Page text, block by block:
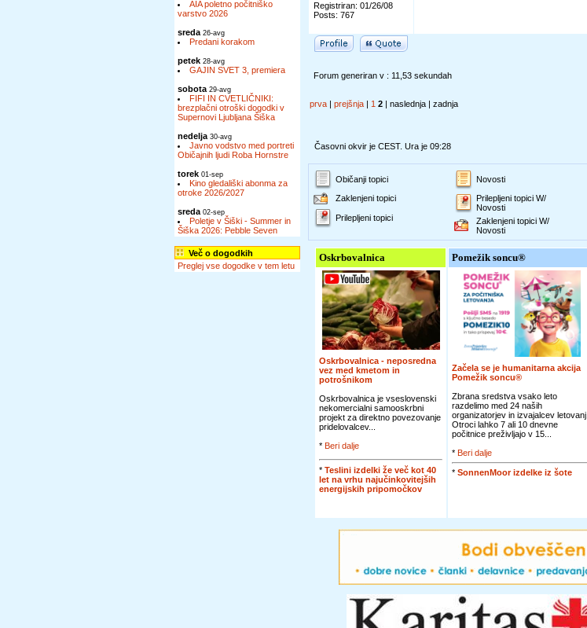
AIA poletno počitniško
varstvo 2026
sreda 26-avg
Predani korakom
petek 28-avg
GAJIN SVET 3, premiera
sobota 29-avg
FIFI IN CVETLIČNIKI:
brezplačni otroški dogodki v
Supernovi Ljubljana Šiška
nedelja 30-avg
Javno vodstvo med portreti
Običajnih ljudi Roba Hornstre
torek 01-sep
Kino gledališki abonma za
otroke 2026/2027
sreda 02-sep
Poletje v Šiški - Summer in
Šiška 2026: Pebble Seven
Več o dogodkih
Preglej vse dogodke v tem letu
Registriran: 01/26/08
Posts: 767
Forum generiran v : 11,53 sekundah
prva | prejšnja | 1 2 | naslednja | zadnja
Časovni okvir je CEST. Ura je 09:28
Običanji topici
Zaklenjeni topici
Prilepljeni topici
Novosti
Prilepljeni topici W/
Novosti
Zaklenjeni topici W/
Novosti
Oskrbovalnica
Oskrbovalnica - neposredna
vez med kmetom in
potrošnikom
Oskrbovalnica je vseslovenski
nekomercialni samooskrbni
projekt za direktno povezovanje
pridelovalcev...
* Beri dalje
* Teslini izdelki že več kot 40
let na vrhu najučinkovitejših
energijskih pripomočkov
Pomežik soncu®
Začela se je humanitarna akcija
Pomežik soncu®
Zbrana sredstva vsako leto
razdelimo med 24 naših
organizatorjev in izvajalcev letovanj.
Otroci lahko 7 ali 10 dnevne
počitnice preživljajo v 15...
* Beri dalje
* SonnenMoor izdelke iz šote